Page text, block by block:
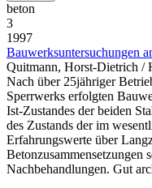
beton
3
1997
Bauwerksuntersuchungen
Quitmann, Horst-Dietrich /
Nach über 25jähriger
Sperrwerks erfolgten
Ist-Zustandes der beiden
des Zustands der im
Erfahrungswerte über
Betonzusammensetzungen
Nachbehandlungen. Gut